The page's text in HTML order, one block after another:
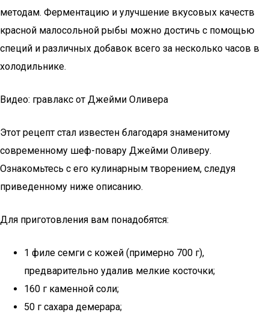
методам. Ферментацию и улучшение вкусовых качеств
красной малосольной рыбы можно достичь с помощью
специй и различных добавок всего за несколько часов в
холодильнике.
Видео: гравлакс от Джейми Оливера
Этот рецепт стал известен благодаря знаменитому
современному шеф-повару Джейми Оливеру.
Ознакомьтесь с его кулинарным творением, следуя
приведенному ниже описанию.
Для приготовления вам понадобятся:
1 филе семги с кожей (примерно 700 г),
предварительно удалив мелкие косточки;
160 г каменной соли;
50 г сахара демерара;